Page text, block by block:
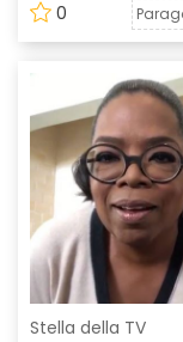
0
Stella della TV